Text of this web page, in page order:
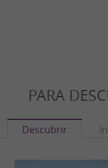
PARA
Descubrir